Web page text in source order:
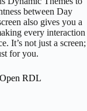
between Day
also gives you a
every interaction
It’s not just a screen;
for you.
RDL